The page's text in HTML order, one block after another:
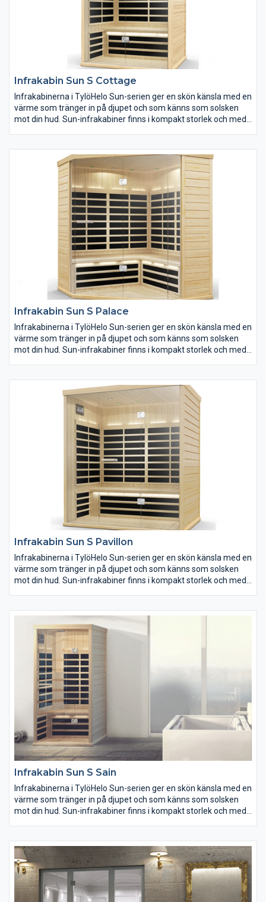
Infrakabin Sun S Cottage
Infrakabinerna i TylöHelo Sun-serien ger en skön känsla med en
värme som tränger in på djupet och som känns som solsken
mot din hud. Sun-infrakabiner finns i kompakt storlek och med
eller budget. Sun-serien finns med sju olika planlösningar.
Infrakabin Sun S Palace
Infrakabinerna i TylöHelo Sun-serien ger en skön känsla med en
värme som tränger in på djupet och som känns som solsken
mot din hud. Sun-infrakabiner finns i kompakt storlek och med
eller budget. Sun-serien finns med sju olika planlösningar.
Infrakabin Sun S Pavillon
Infrakabinerna i TylöHelo Sun-serien ger en skön känsla med en
värme som tränger in på djupet och som känns som solsken
mot din hud. Sun-infrakabiner finns i kompakt storlek och med
eller budget. Sun-serien finns med sju olika planlösningar.
Infrakabin Sun S Sain
Infrakabinerna i TylöHelo Sun-serien ger en skön känsla med en
värme som tränger in på djupet och som känns som solsken
mot din hud. Sun-infrakabiner finns i kompakt storlek och med
eller budget. Sun-serien finns med sju olika planlösningar.